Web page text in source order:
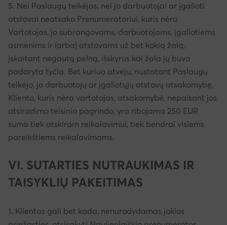
5. Nei Paslaugų teikėjas, nei jo darbuotojai ar įgalioti
atstovai neatsako Prenumeratoriui, kuris nėra
Vartotojas, jo subrangovams, darbuotojams, įgaliotiems
asmenims ir (arba) atstovams už bet kokią žalą,
įskaitant negautą pelną, išskyrus kai žala jų buvo
padaryta tyčia. Bet kuriuo atveju, nustatant Paslaugų
teikėjo, jo darbuotojų ar įgaliotųjų atstovų atsakomybę,
Kliento, kuris nėra vartotojas, atsakomybė, nepaisant jos
atsiradimo teisinio pagrindo, yra ribojama 250 EUR
suma tiek atskiram reikalavimui, tiek bendrai visiems
pareikštiems reikalavimams.
VI. SUTARTIES NUTRAUKIMAS IR
TAISYKLIŲ PAKEITIMAS
1. Klientas gali bet kada, nenurodydamas jokios